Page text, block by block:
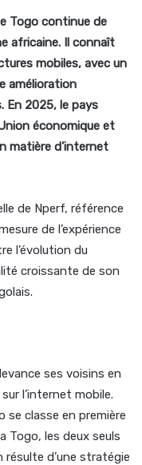
Togo continue de
africaine. Il connaît
mobiles, avec un
amélioration
En 2025, le pays
économique et
matière d’internet
de Nperf, référence
de l’expérience
l’évolution du
croissante de son
ses voisins en
l’internet mobile.
se classe en première
Togo, les deux seuls
d’une stratégie